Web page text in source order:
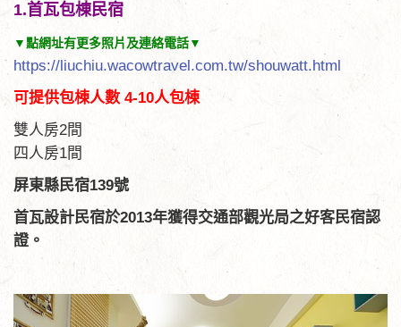
1.首瓦包棟民宿
▼點網址有更多照片及連絡電話▼
https://liuchiu.wacowtravel.com.tw/shouwatt.html
可提供包棟人數 4-10人包棟
雙人房2間
四人房1間
屏東縣民宿139號
首瓦設計民宿於2013年獲得交通部觀光局之好客民宿認
證。